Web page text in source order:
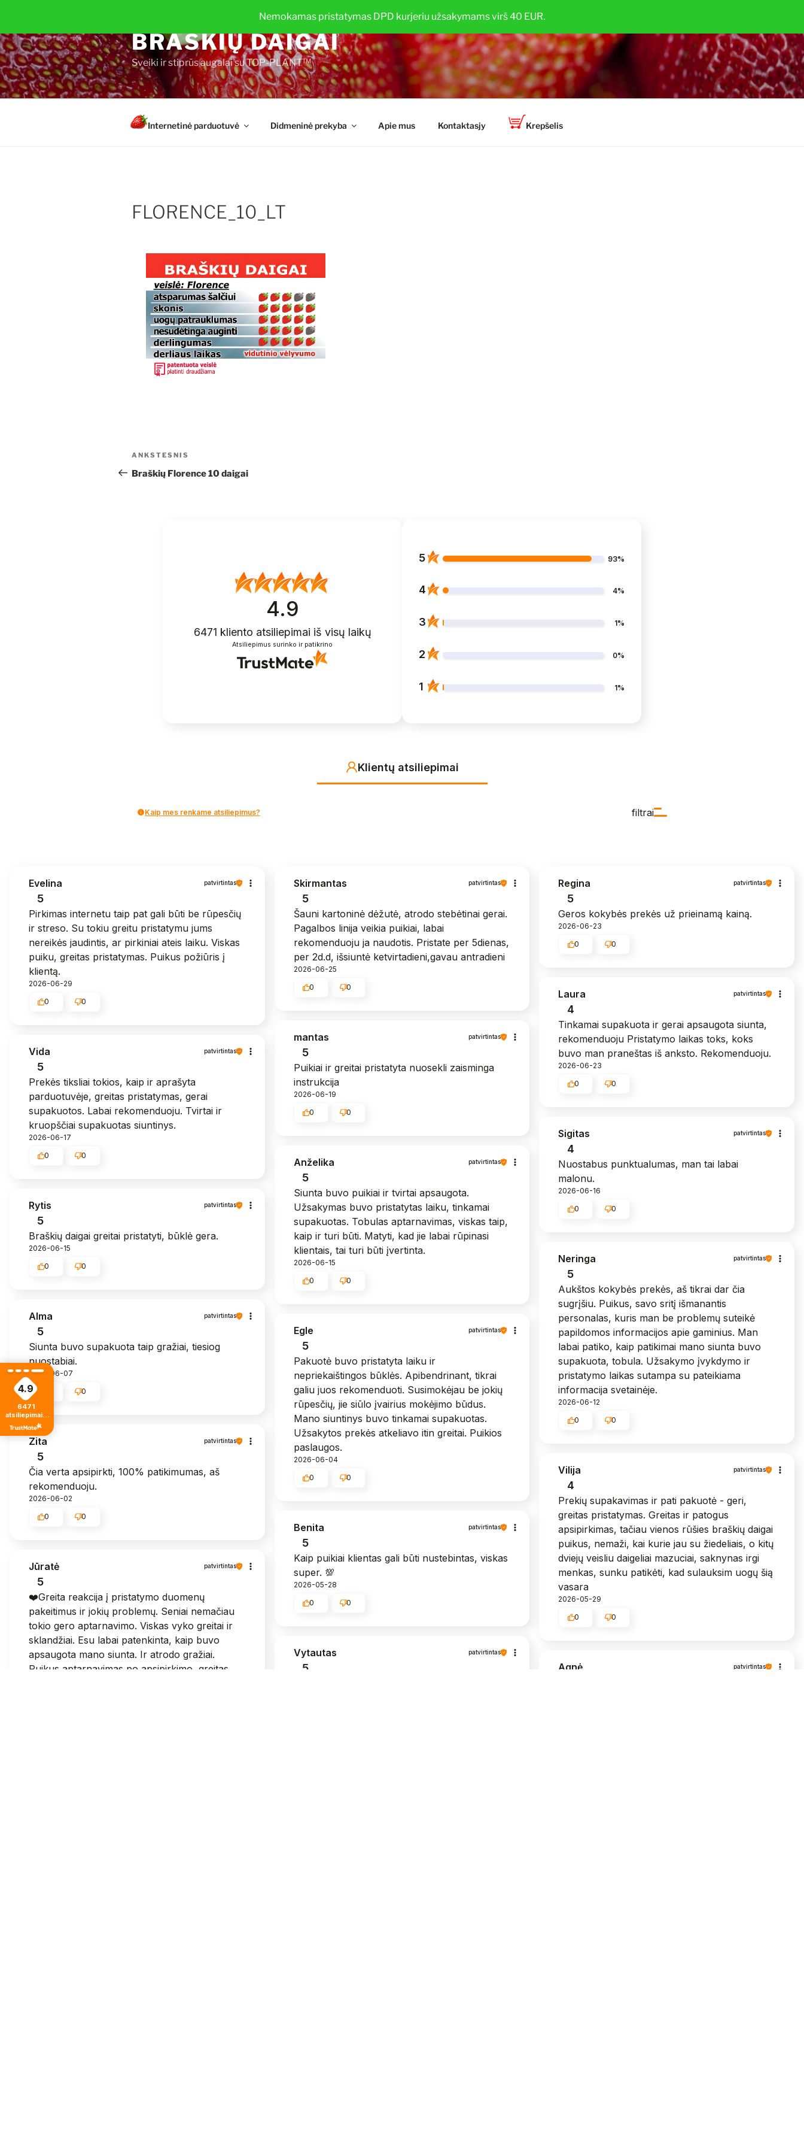
Nemokamas pristatymas DPD kurjeriu užsakymams virš 40 EUR.
turinio
BRAŠKIŲ DAIGAI
Sveiki ir stiprūs augalai su TOP-PLANT™
Internetinė parduotuvė Didmeninė prekyba Apie mus Kontaktasjy Krepšelis
FLORENCE_10_LT
Navigacija
tarp
Ankstesnis
įrašas
ANKSTESNIS
Braškių Florence 10 daigai
4.9
6471 kliento atsiliepimai iš visų laikų
Atsiliepimus surinko ir patikrino
5 93%
4 4%
3 1%
2 0%
1 1%
Klientų atsiliepimai
filtrai
Kaip mes renkame atsiliepimus?
Evelina patvirtintas
5
Pirkimas internetu taip pat gali būti be rūpesčių
ir streso. Su tokiu greitu pristatymu jums
nereikės jaudintis, ar pirkiniai ateis laiku. Viskas
puiku, greitas pristatymas. Puikus požiūris į
klientą.
2026-06-29
0 0
Skirmantas patvirtintas
5
Šauni kartoninė dėžutė, atrodo stebėtinai gerai.
Pagalbos linija veikia puikiai, labai
rekomenduoju ja naudotis. Pristate per 5dienas,
per 2d.d, išsiuntė ketvirtadieni,gavau antradieni
2026-06-25
0 0
Regina patvirtintas
5
Geros kokybės prekės už prieinamą kainą.
2026-06-23
0 0
Laura patvirtintas
4
Tinkamai supakuota ir gerai apsaugota siunta,
rekomenduoju Pristatymo laikas toks, koks
buvo man praneštas iš anksto. Rekomenduoju.
2026-06-23
0 0
mantas patvirtintas
5
Puikiai ir greitai pristatyta nuosekli zaisminga
instrukcija
2026-06-19
0 0
Vida patvirtintas
5
Prekės tiksliai tokios, kaip ir aprašyta
parduotuvėje, greitas pristatymas, gerai
supakuotos. Labai rekomenduoju. Tvirtai ir
kruopščiai supakuotas siuntinys.
2026-06-17
0 0
Sigitas patvirtintas
4
Nuostabus punktualumas, man tai labai
malonu.
2026-06-16
0 0
Anželika patvirtintas
5
Siunta buvo puikiai ir tvirtai apsaugota.
Užsakymas buvo pristatytas laiku, tinkamai
supakuotas. Tobulas aptarnavimas, viskas taip,
kaip ir turi būti. Matyti, kad jie labai rūpinasi
klientais, tai turi būti įvertinta.
2026-06-15
0 0
Rytis patvirtintas
5
Braškių daigai greitai pristatyti, būklė gera.
2026-06-15
0 0
Neringa patvirtintas
5
Aukštos kokybės prekės, aš tikrai dar čia
sugrįšiu. Puikus, savo sritį išmanantis
personalas, kuris man be problemų suteikė
papildomos informacijos apie gaminius. Man
labai patiko, kaip patikimai mano siunta buvo
supakuota, tobula. Užsakymo įvykdymo ir
pristatymo laikas sutampa su pateikiama
informacija svetainėje.
2026-06-12
0 0
Alma patvirtintas
5
Siunta buvo supakuota taip gražiai, tiesiog
nuostabiai.
2026-06-07
0
Egle patvirtintas
5
Pakuotė buvo pristatyta laiku ir
nepriekaištingos būklės. Apibendrinant, tikrai
galiu juos rekomenduoti. Susimokėjau be jokių
rūpesčių, jie siūlo įvairius mokėjimo būdus.
Mano siuntinys buvo tinkamai supakuotas.
Užsakytos prekės atkeliavo itin greitai. Puikios
paslaugos.
2026-06-04
0 0
Zita patvirtintas
5
Čia verta apsipirkti, 100% patikimumas, aš
rekomenduoju.
2026-06-02
0 0
Vilija patvirtintas
4
Prekių supakavimas ir pati pakuotė - geri,
greitas pristatymas. Greitas ir patogus
apsipirkimas, tačiau vienos rūšies braškių daigai
puikus, nemaži, kai kurie jau su žiedeliais, o kitų
dviejų veisliu daigeliai mazuciai, saknynas irgi
menkas, sunku patikėti, kad sulauksim uogų šią
vasara
2026-05-29
0 0
Benita patvirtintas
5
Kaip puikiai klientas gali būti nustebintas, viskas
super. 💯
2026-05-28
0 0
Jūratė patvirtintas
5
❤️Greita reakcija į pristatymo duomenų
pakeitimus ir jokių problemų. Seniai nemačiau
tokio gero aptarnavimo. Viskas vyko greitai ir
sklandžiai. Esu labai patenkinta, kaip buvo
apsaugota mano siunta. Ir atrodo gražiai.
Puikus aptarnavimas po apsipirkimo, greitas
Vytautas patvirtintas
5 Agnė patvirtintas
4.9
6471
atsiliepimais
iš visų laikų